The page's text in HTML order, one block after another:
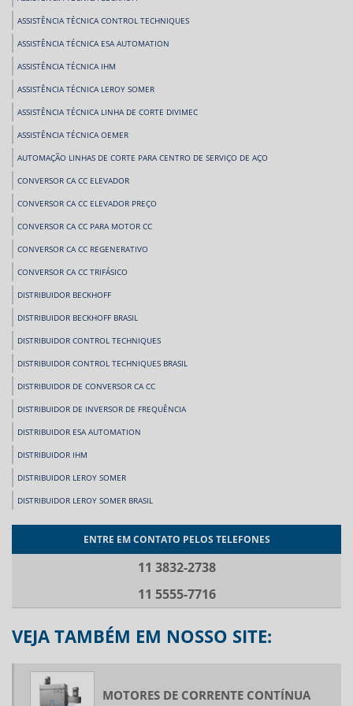
ASSISTÊNCIA TÉCNICA CONTROL TECHNIQUES
ASSISTÊNCIA TÉCNICA ESA AUTOMATION
ASSISTÊNCIA TÉCNICA IHM
ASSISTÊNCIA TÉCNICA LEROY SOMER
ASSISTÊNCIA TÉCNICA LINHA DE CORTE DIVIMEC
ASSISTÊNCIA TÉCNICA OEMER
AUTOMAÇÃO LINHAS DE CORTE PARA CENTRO DE SERVIÇO DE AÇO
CONVERSOR CA CC ELEVADOR
CONVERSOR CA CC ELEVADOR PREÇO
CONVERSOR CA CC PARA MOTOR CC
CONVERSOR CA CC REGENERATIVO
CONVERSOR CA CC TRIFÁSICO
DISTRIBUIDOR BECKHOFF
DISTRIBUIDOR BECKHOFF BRASIL
DISTRIBUIDOR CONTROL TECHNIQUES
DISTRIBUIDOR CONTROL TECHNIQUES BRASIL
DISTRIBUIDOR DE CONVERSOR CA CC
DISTRIBUIDOR DE INVERSOR DE FREQUÊNCIA
DISTRIBUIDOR ESA AUTOMATION
DISTRIBUIDOR IHM
DISTRIBUIDOR LEROY SOMER
DISTRIBUIDOR LEROY SOMER BRASIL
DISTRIBUIDOR OEMER
FABRICANTES DE INVERSORES DE FREQUÊNCIA
FORNECEDOR DE INVERSOR DE FREQUÊNCIA
FORNECEDORES DE SERVO MOTOR
ENTRE EM CONTATO PELOS TELEFONES
11 3832-2738
11 5555-7716
VEJA TAMBÉM EM NOSSO SITE:
MOTORES DE CORRENTE CONTÍNUA